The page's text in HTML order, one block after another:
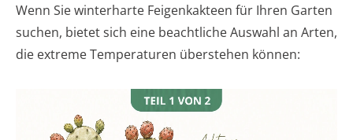
Wenn Sie winterharte Feigenkakteen für Ihren Garten
suchen, bietet sich eine beachtliche Auswahl an Arten,
die extreme Temperaturen überstehen können: